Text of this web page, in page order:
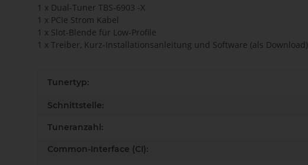
1 x Dual-Tuner TBS-6903 -X
1 x PCIe Strom Kabel
1 x Slot-Blende für Low-Profile
1 x Treiber, Kurz-Installationsanleitung und Software (als Download)
Tunertyp:
Schnittstelle:
Tuneranzahl:
Common-Interface (CI):